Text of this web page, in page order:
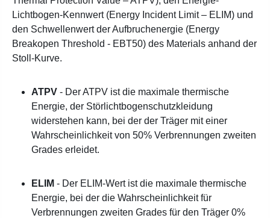
Lichtbogen-Kennwert (Energy Incident Limit – ELIM) und
den Schwellenwert der Aufbruchenergie (Energy
Breakopen Threshold - EBT50) des Materials anhand der
Stoll-Kurve.
ATPV - Der ATPV ist die maximale thermische
Energie, der Störlichtbogenschutzkleidung
widerstehen kann, bei der der Träger mit einer
Wahrscheinlichkeit von 50% Verbrennungen zweiten
Grades erleidet.
ELIM - Der ELIM-Wert ist die maximale thermische
Energie, bei der die Wahrscheinlichkeit für
Verbrennungen zweiten Grades für den Träger 0%